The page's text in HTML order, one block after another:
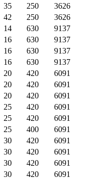
35 250
3626
42 250
3626
14 630
9137
16 630
9137
16 630
9137
16 630
9137
20 420
6091
20 420
6091
20 420
6091
25 420
6091
25 420
6091
25 400
6091
30 420
6091
30 420
6091
30 420
6091
30 420
6091